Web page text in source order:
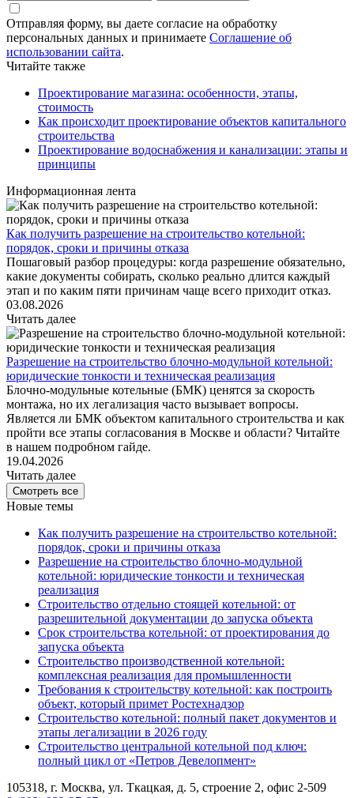
Отправляя форму, вы даете согласие на обработку
персональных данных и принимаете Соглашение об
использовании сайта.
Читайте также
Проектирование магазина: особенности, этапы,
стоимость
Как происходит проектирование объектов капитального
строительства
Проектирование водоснабжения и канализации: этапы и
принципы
Информационная лента
Как получить разрешение на строительство котельной:
порядок, сроки и причины отказа
Пошаговый разбор процедуры: когда разрешение обязательно,
какие документы собирать, сколько реально длится каждый
этап и по каким пяти причинам чаще всего приходит отказ.
03.08.2026
Читать далее
Разрешение на строительство блочно-модульной котельной:
юридические тонкости и техническая реализация
Блочно-модульные котельные (БМК) ценятся за скорость
монтажа, но их легализация часто вызывает вопросы.
Является ли БМК объектом капитального строительства и как
пройти все этапы согласования в Москве и области? Читайте
в нашем подробном гайде.
19.04.2026
Читать далее
Смотреть все
Новые темы
Как получить разрешение на строительство котельной:
порядок, сроки и причины отказа
Разрешение на строительство блочно-модульной
котельной: юридические тонкости и техническая
реализация
Строительство отдельно стоящей котельной: от
разрешительной документации до запуска объекта
Срок строительства котельной: от проектирования до
запуска объекта
Строительство производственной котельной:
комплексная реализация для промышленности
Требования к строительству котельной: как построить
объект, который примет Ростехнадзор
Строительство котельной: полный пакет документов и
этапы легализации в 2026 году
Строительство центральной котельной под ключ:
полный цикл от «Петров Девелопмент»
105318, г. Москва, ул. Ткацкая, д. 5, строение 2, офис 2-509